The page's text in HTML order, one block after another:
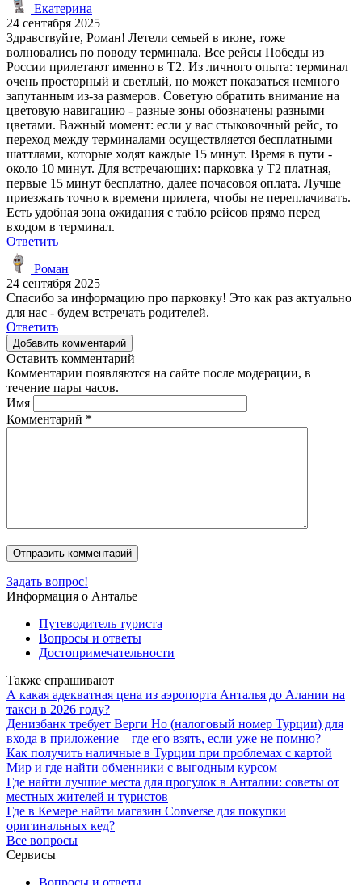
Екатерина
24 сентября 2025
Здравствуйте, Роман! Летели семьей в июне, тоже
волновались по поводу терминала. Все рейсы Победы из
России прилетают именно в T2. Из личного опыта: терминал
очень просторный и светлый, но может показаться немного
запутанным из-за размеров. Советую обратить внимание на
цветовую навигацию - разные зоны обозначены разными
цветами. Важный момент: если у вас стыковочный рейс, то
переход между терминалами осуществляется бесплатными
шаттлами, которые ходят каждые 15 минут. Время в пути -
около 10 минут. Для встречающих: парковка у T2 платная,
первые 15 минут бесплатно, далее почасовоя оплата. Лучше
приезжать точно к времени прилета, чтобы не переплачивать.
Есть удобная зона ожидания с табло рейсов прямо перед
входом в терминал.
Ответить
Роман
24 сентября 2025
Спасибо за информацию про парковку! Это как раз актуально
для нас - будем встречать родителей.
Ответить
Добавить комментарий
Оставить комментарий
Комментарии появляются на сайте после модерации, в
течение пары часов.
Имя
Комментарий *
Задать вопрос!
Информация о Анталье
Путеводитель туриста
Вопросы и ответы
Достопримечательности
Также спрашивают
А какая адекватная цена из аэропорта Анталья до Алании на
такси в 2026 году?
Денизбанк требует Верги Но (налоговый номер Турции) для
входа в приложение – где его взять, если уже не помню?
Как получить наличные в Турции при проблемах с картой
Мир и где найти обменники с выгодным курсом
Где найти лучшие места для прогулок в Анталии: советы от
местных жителей и туристов
Где в Кемере найти магазин Converse для покупки
оригинальных кед?
Все вопросы
Сервисы
Вопросы и ответы